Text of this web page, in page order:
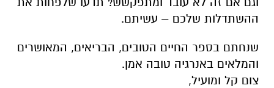
ההשתדלות שלכם – עשיתם.
שנחתם בספר החיים הטובים, הבריאים, המאושרים
והמלאים באנרגיה טובה אמן.
צום קל ומועיל,